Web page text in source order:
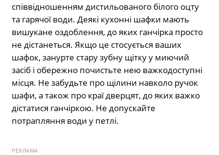
співвідношенням дистильованого білого оцту
та гарячої води. Деякі кухонні шафки мають
вишукане оздоблення, до яких ганчірка просто
не дістанеться. Якщо це стосується ваших
шафок, занурте стару зубну щітку у миючий
засіб і обережно почистьте нею важкодоступні
місця. Не забудьте про щілини навколо ручок
шафи, а також про краї дверцят, до яких важко
дістатися ганчіркою. Не допускайте
потрапляння води у петлі.
РЕКЛАМА